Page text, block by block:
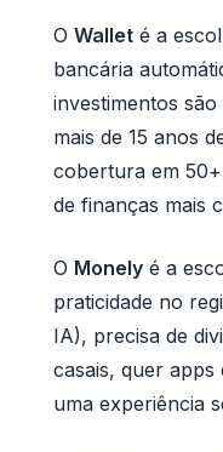
O Wallet é a
bancária
investimentos
mais de 15 anos
cobertura em
de finanças mais
O Monely é a
praticidade no
IA), precisa de
casais, quer
uma experiência